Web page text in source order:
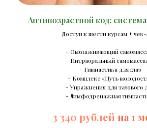
Антивозрастной код:
Доступ к шести курсам +
- Омолаживающий
- Интраоральный
- Гимнастика для глаз
- Комплекс «Путь
- Упражнения для тазового
- Лимфодренажная
3 340 рублей на 1